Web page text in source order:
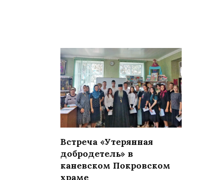
Встреча «Утерянная
добродетель» в
каневском Покровском
храме